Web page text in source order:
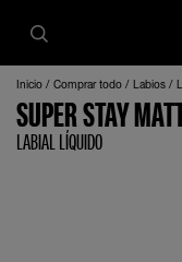
Inicio Comprar todo Labios
SUPER STAY
LABIAL LÍQUIDO